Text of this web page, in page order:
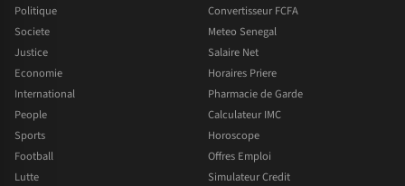
Politique
Societe
Justice
Economie
International
People
Sports
Football
Lutte
Convertisseur FCFA
Meteo Senegal
Salaire Net
Horaires Priere
Pharmacie de Garde
Calculateur IMC
Horoscope
Offres Emploi
Simulateur Credit